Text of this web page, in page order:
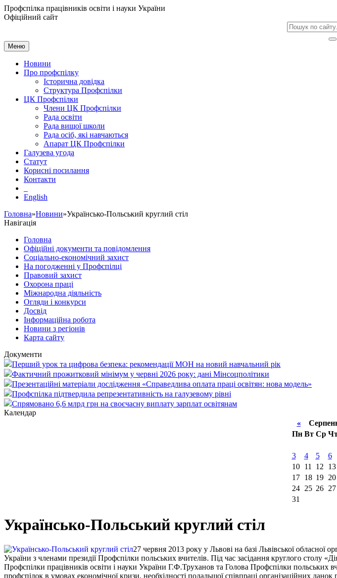
Профспілка працівників освіти і науки України
Офіційний сайт
Меню
Новини
Про профспілку
Історична довідка
Структура Профспілки
ЦК Профспілки
Члени ЦК Профспілки
Рада освіти
Рада вищої школи
Рада осіб, які навчаються
Апарат ЦК Профспілки
Галузева угода
Статут
Корисні посилання
Контакти
English
Головна»Новини»Українсько-Польський круглий стіл
Навігація
Головна
Офіційні документи та повідомлення
Соціально-економічний захист
На погодженні у Профспілці
Правовий захист
Охорона праці
Міжнародна діяльність
Огляди і конкурси
Досвід
Інформаційна робота
Новини з регіонів
Карта сайту
Документи
Перший урок та цифрова безпека: рекомендації МОН на новий навчальний рік
Фактичний прожитковий мінімум у червні 2026 року: дані Мінсоцполітики
Презентаційні матеріали дослідження «Справедлива оплата праці освітян: нова модель»
Профспілка підтвердила репрезентативність на галузевому рівні
Спрямовано 6,6 млрд грн на своєчасну виплату зарплат освітянам
Календар
«
Пн Вт Ср
3
4 5 6
10
11 12 13
17
18 19 20
24
25 26 27
31
Українсько-Польський круглий стіл
27 червня 2013 року у Львові на базі Львівської обласної
України з членами президії Профспілки польських вчителів. Під час засідання круглого столу
Профспілки працівників освіти і науки України Г.Ф.Труханов та Голова Профспілки польських
профспілок в умовах економічної кризи, необхідності подальшої співпраці організаційних ланок